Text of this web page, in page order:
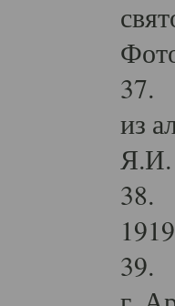
37.
из
Я.И.
38.
39.